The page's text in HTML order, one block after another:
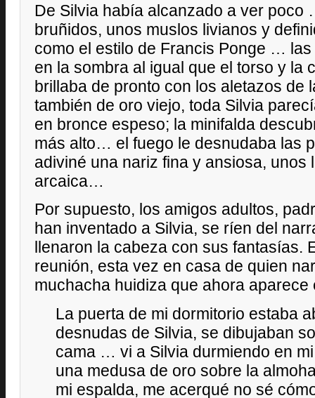
De Silvia había alcanzado a ver poco
bruñidos, unos muslos livianos y
como el estilo de Francis Ponge …
en la sombra al igual que el torso y la
brillaba de pronto con los aletazos de
también de oro viejo, toda Silvia
en bronce espeso; la minifalda
más alto… el fuego le desnudaba las
adiviné una nariz fina y ansiosa, unos
arcaica…
Por supuesto, los amigos adultos,
han inventado a Silvia, se ríen del
llenaron la cabeza con sus fantasías.
reunión, esta vez en casa de quien
muchacha huidiza que ahora aparece
La puerta de mi dormitorio estaba
desnudas de Silvia, se dibujaban
cama … vi a Silvia durmiendo en
una medusa de oro sobre la
mi espalda, me acerqué no sé